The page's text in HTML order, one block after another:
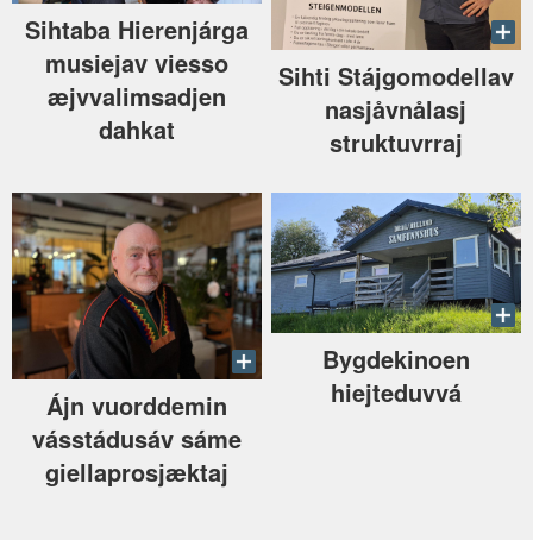
Sihtaba Hierenjárga
musiejav viesso
æjvvalimsadjen
dahkat
Sihti Stájgomodellav
nasjåvnålasj
struktuvrraj
Ájn vuorddemin
vásstádusáv sáme
giellaprosjæktaj
Bygdekinoen
hiejteduvvá